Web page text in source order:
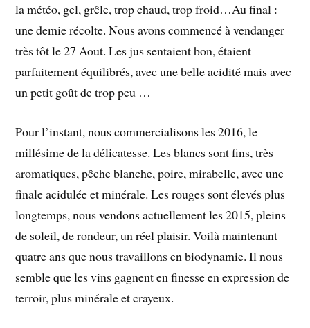
la météo, gel, grêle, trop chaud, trop froid…Au final :
une demie récolte. Nous avons commencé à vendanger
très tôt le 27 Aout. Les jus sentaient bon, étaient
parfaitement équilibrés, avec une belle acidité mais avec
un petit goût de trop peu …
Pour l’instant, nous commercialisons les 2016, le
millésime de la délicatesse. Les blancs sont fins, très
aromatiques, pêche blanche, poire, mirabelle, avec une
finale acidulée et minérale. Les rouges sont élevés plus
longtemps, nous vendons actuellement les 2015, pleins
de soleil, de rondeur, un réel plaisir. Voilà maintenant
quatre ans que nous travaillons en biodynamie. Il nous
semble que les vins gagnent en finesse en expression de
terroir, plus minérale et crayeux.